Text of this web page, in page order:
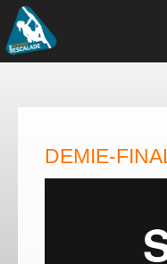
DEMIE-